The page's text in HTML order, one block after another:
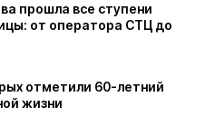
прошла все ступени
от оператора СТЦ до
отметили 60-летний
жизни